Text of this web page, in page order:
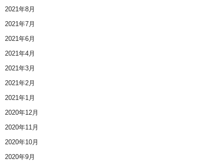
2021年8月
2021年7月
2021年6月
2021年4月
2021年3月
2021年2月
2021年1月
2020年12月
2020年11月
2020年10月
2020年9月